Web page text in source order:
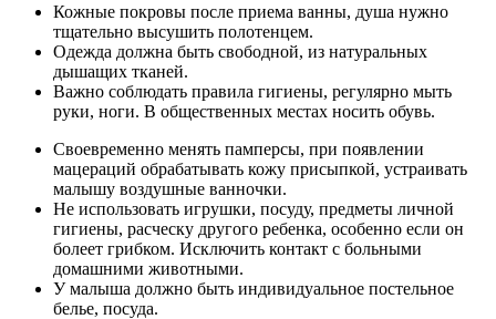
Кожные покровы после приема ванны, душа нужно
тщательно высушить полотенцем.
Одежда должна быть свободной, из натуральных
дышащих тканей.
Важно соблюдать правила гигиены, регулярно мыть
руки, ноги. В общественных местах носить обувь.
Своевременно менять памперсы, при появлении
мацераций обрабатывать кожу присыпкой, устраивать
малышу воздушные ванночки.
Не использовать игрушки, посуду, предметы личной
гигиены, расческу другого ребенка, особенно если он
болеет грибком. Исключить контакт с больными
домашними животными.
У малыша должно быть индивидуальное постельное
белье, посуда.